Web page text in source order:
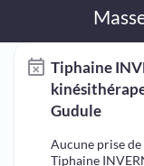
Tiphaine
Gudule
Aucune prise de
Tiphaine